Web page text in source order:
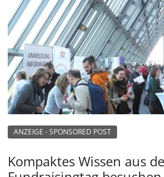
ANZEIGE - SPONSORED POST
Kompaktes Wissen aus